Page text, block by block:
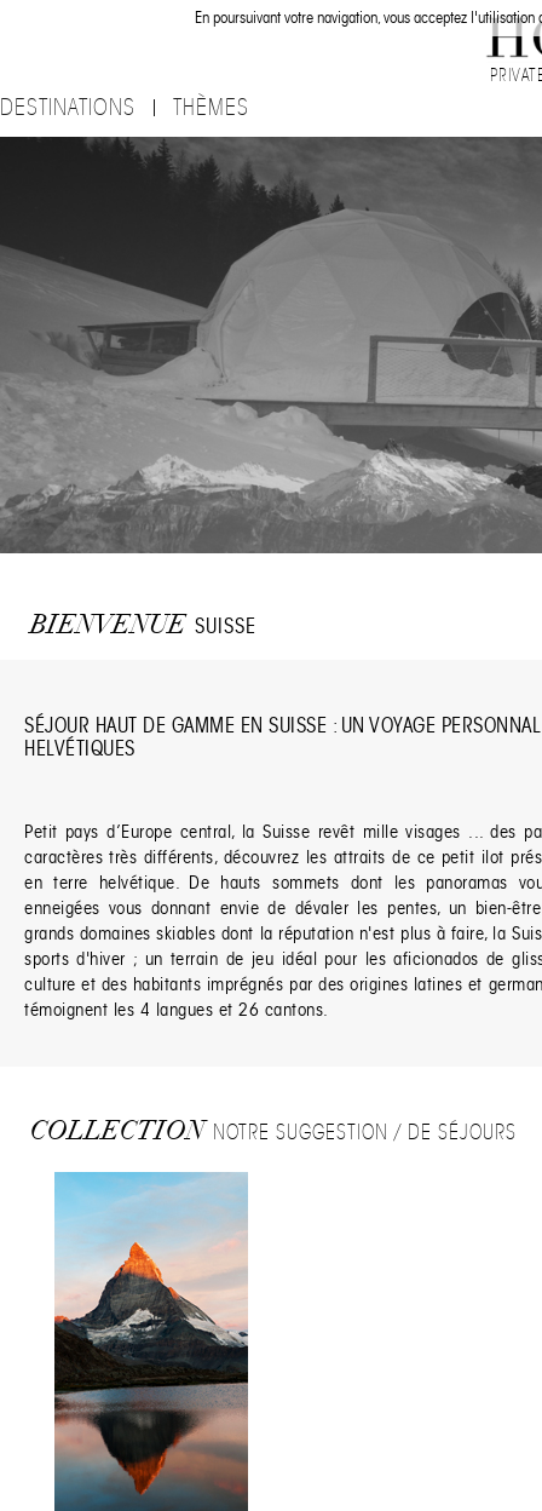
En poursuivant votre navigation, vous acceptez
DESTINATIONS THÈMES
BIENVENUE SUISSE
SÉJOUR HAUT DE GAMME EN SUISSE : UN VOYAGE
HELVÉTIQUES
Petit pays d’Europe central, la Suisse revêt mille visages ... des
caractères très différents, découvrez les attraits de ce petit ilot
en terre helvétique. De hauts sommets dont les panoramas
enneigées vous donnant envie de dévaler les pentes, un bien-
grands domaines skiables dont la réputation n'est plus à faire, la
sports d'hiver ; un terrain de jeu idéal pour les aficionados de
culture et des habitants imprégnés par des origines latines et
témoignent les 4 langues et 26 cantons.
COLLECTION NOTRE SUGGESTION / DE SÉJOURS